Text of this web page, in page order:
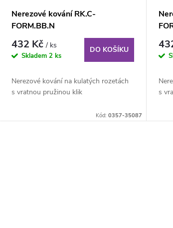
Nerezové kování RK.C-
FORM.BB.N
432 Kč/ ks
Skladem2 ks
DO KOŠÍKU
Nerezové kování na kulatých rozetách
s vratnou pružinou klik
Kód: 0357-35087
s